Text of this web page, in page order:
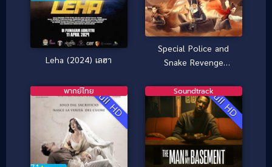
Leha (2024) เลฮา
Special Police and
Snake Revenge
ร้าย
Full HD
พากย์ไทย Full HD
Soundtrack